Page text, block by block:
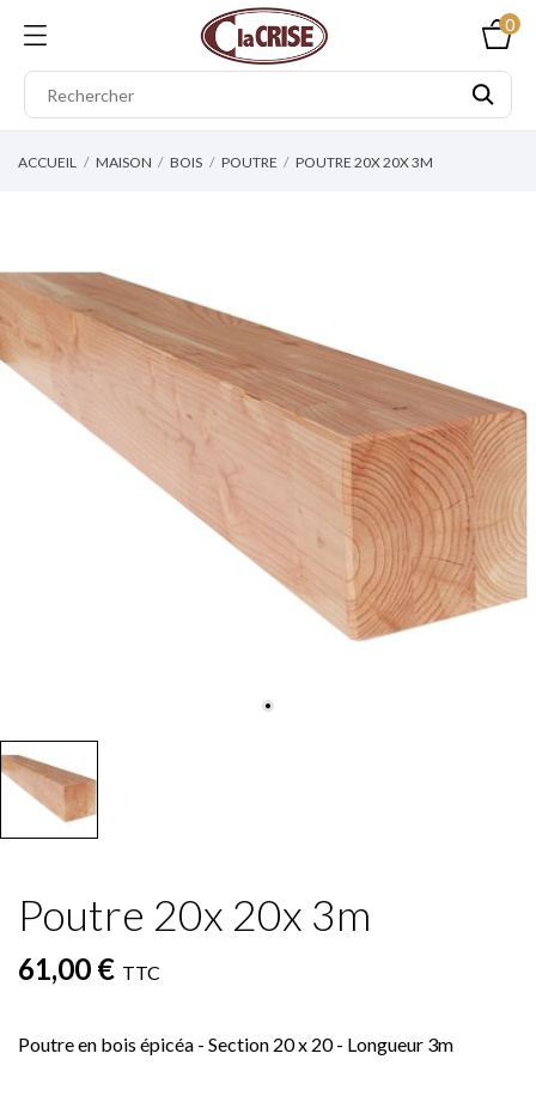
0
ACCUEIL MAISON BOIS POUTRE POUTRE 20X 20X 3M
Poutre 20x 20x 3m
61,00 € TTC
Poutre en bois épicéa - Section 20 x 20 - Longueur 3m